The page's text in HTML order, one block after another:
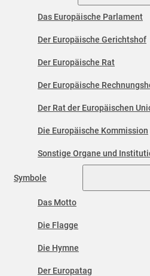
Das Europäische Parlament
Der Europäische Gerichtshof
Der Europäische Rat
Der Europäische
Der Rat der Europäischen
Die Europäische Kommission
Sonstige Organe und
Symbole
Das Motto
Die Flagge
Die Hymne
Der Europatag